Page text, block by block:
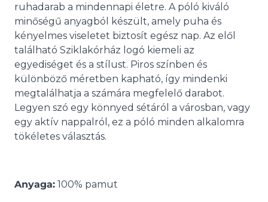
ruhadarab a mindennapi életre. A póló kiváló
minőségű anyagból készült, amely puha és
kényelmes viseletet biztosít egész nap. Az elől
található Sziklakórház logó kiemeli az
egyediséget és a stílust. Piros színben és
különböző méretben kapható, így mindenki
megtalálhatja a számára megfelelő darabot.
Legyen szó egy könnyed sétáról a városban, vagy
egy aktív nappalról, ez a póló minden alkalomra
tökéletes választás.
Anyaga: 100% pamut